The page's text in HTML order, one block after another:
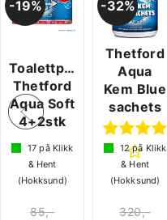
19%
Toalettpapir
Thetford
Aqua Soft
4+2stk
17 på Klikk
& Hent
(Hokksund)
85,-
32%
Thetford
Aqua
Kem Blue
sachets
12på Klikk
& Hent
(Hokksund)
320,-